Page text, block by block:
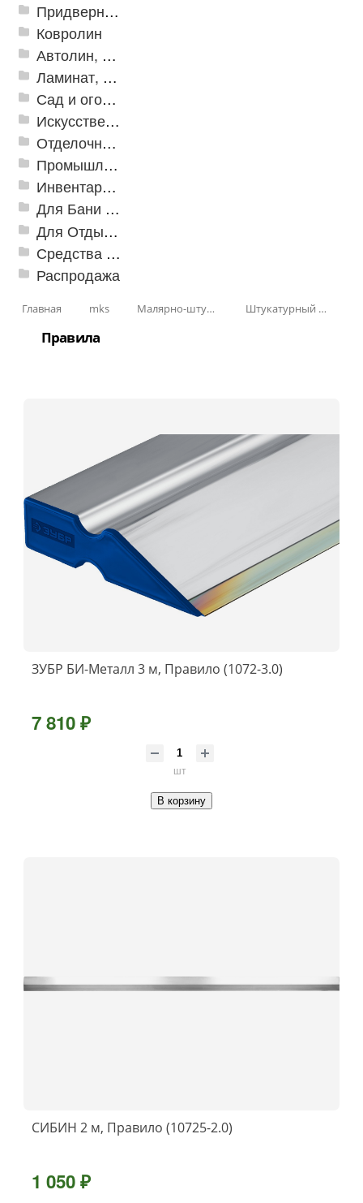
Придверные решетки
Ковролин
Автолин, Транслин, Линолеум
Ламинат, Кварцвиниловая плитка SPC
Сад и огород
Искусственная трава
Отделочные профили
Промышленный текстиль
Инвентарь для клининга
Для Бани и Сауны
Для Отдыха и Пикника
Средства от насекомых и садовых вредителей
Распродажа
Главная mks Малярно-штукатурные инструменты Штукатурный инструмент
Правила
ЗУБР БИ-Металл 3 м, Правило (1072-3.0)
7 810 ₽
шт
В корзину
СИБИН 2 м, Правило (10725-2.0)
1 050 ₽